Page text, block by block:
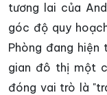
tương lai của
góc độ quy
Phòng đang hiện
gian đô thị một
đóng vai trò là